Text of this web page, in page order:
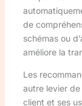
de
schémas ou
améliore la
Les
autre levier de
client et ses